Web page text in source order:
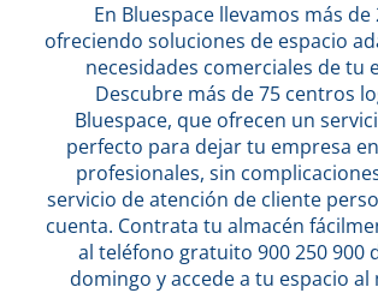
En Bluespace llevamos más de
ofreciendo soluciones de espacio
necesidades comerciales de tu
Descubre más de 75 centros
Bluespace, que ofrecen un
perfecto para dejar tu empresa
profesionales, sin
servicio de atención de cliente
cuenta. Contrata tu almacén
al teléfono gratuito 900 250 900
domingo y accede a tu espacio